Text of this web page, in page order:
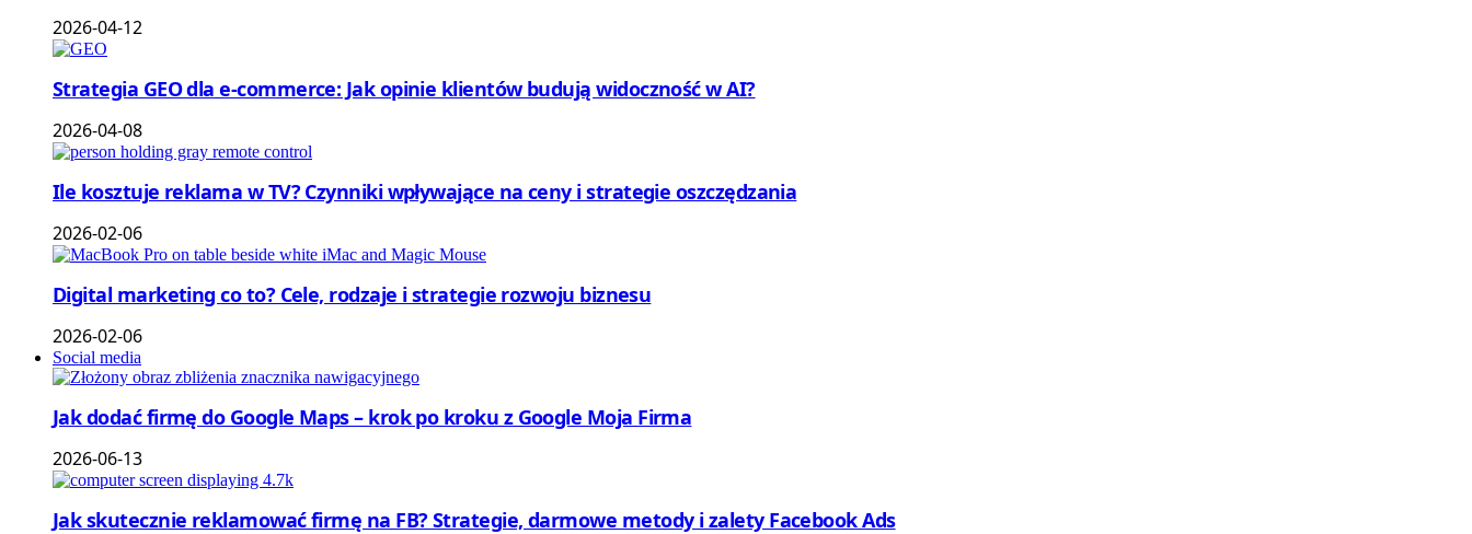
2026-04-12
Strategia GEO dla e-commerce: Jak opinie klientów budują widoczność w AI?
2026-04-08
Ile kosztuje reklama w TV? Czynniki wpływające na ceny i strategie oszczędzania
2026-02-06
Digital marketing co to? Cele, rodzaje i strategie rozwoju biznesu
2026-02-06
Social media
Jak dodać firmę do Google Maps – krok po kroku z Google Moja Firma
2026-06-13
Jak skutecznie reklamować firmę na FB? Strategie, darmowe metody i zalety Facebook Ads